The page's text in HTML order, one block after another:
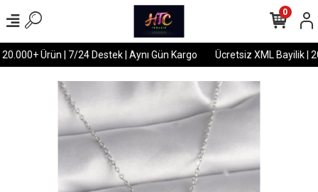
Ürün | 7/24 Destek | Aynı Gün Kargo Ücretsiz XML Bayilik |
0